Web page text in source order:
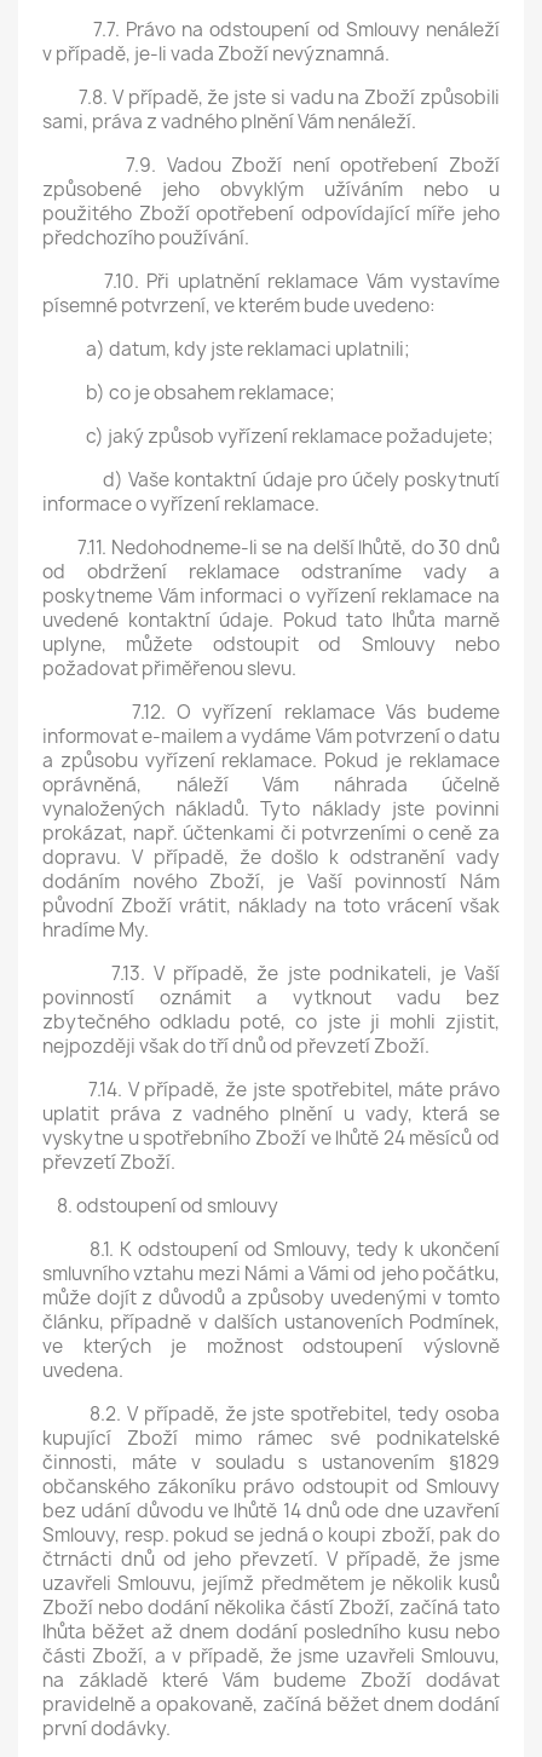
7.7. Právo na odstoupení od Smlouvy nenáleží
v případě, je-li vada Zboží nevýznamná.
7.8. V případě, že jste si vadu na Zboží způsobili
sami, práva z vadného plnění Vám nenáleží.
7.9. Vadou Zboží není opotřebení Zboží
způsobené jeho obvyklým užíváním nebo u
použitého Zboží opotřebení odpovídající míře jeho
předchozího používání.
7.10. Při uplatnění reklamace Vám vystavíme
písemné potvrzení, ve kterém bude uvedeno:
a) datum, kdy jste reklamaci uplatnili;
b) co je obsahem reklamace;
c) jaký způsob vyřízení reklamace požadujete;
d) Vaše kontaktní údaje pro účely poskytnutí
informace o vyřízení reklamace.
7.11. Nedohodneme-li se na delší lhůtě, do 30 dnů
od obdržení reklamace odstraníme vady a
poskytneme Vám informaci o vyřízení reklamace na
uvedené kontaktní údaje. Pokud tato lhůta marně
uplyne, můžete odstoupit od Smlouvy nebo
požadovat přiměřenou slevu.
7.12. O vyřízení reklamace Vás budeme
informovat e-mailem a vydáme Vám potvrzení o datu
a způsobu vyřízení reklamace. Pokud je reklamace
oprávněná, náleží Vám náhrada účelně
vynaložených nákladů. Tyto náklady jste povinni
prokázat, např. účtenkami či potvrzeními o ceně za
dopravu. V případě, že došlo k odstranění vady
dodáním nového Zboží, je Vaší povinností Nám
původní Zboží vrátit, náklady na toto vrácení však
hradíme My.
7.13. V případě, že jste podnikateli, je Vaší
povinností oznámit a vytknout vadu bez
zbytečného odkladu poté, co jste ji mohli zjistit,
nejpozději však do tří dnů od převzetí Zboží.
7.14. V případě, že jste spotřebitel, máte právo
uplatit práva z vadného plnění u vady, která se
vyskytne u spotřebního Zboží ve lhůtě 24 měsíců od
převzetí Zboží.
8. odstoupení od smlouvy
8.1. K odstoupení od Smlouvy, tedy k ukončení
smluvního vztahu mezi Námi a Vámi od jeho počátku,
může dojít z důvodů a způsoby uvedenými v tomto
článku, případně v dalších ustanoveních Podmínek,
ve kterých je možnost odstoupení výslovně
uvedena.
8.2. V případě, že jste spotřebitel, tedy osoba
kupující Zboží mimo rámec své podnikatelské
činnosti, máte v souladu s ustanovením §1829
občanského zákoníku právo odstoupit od Smlouvy
bez udání důvodu ve lhůtě 14 dnů ode dne uzavření
Smlouvy, resp. pokud se jedná o koupi zboží, pak do
čtrnácti dnů od jeho převzetí. V případě, že jsme
uzavřeli Smlouvu, jejímž předmětem je několik kusů
Zboží nebo dodání několika částí Zboží, začíná tato
lhůta běžet až dnem dodání posledního kusu nebo
části Zboží, a v případě, že jsme uzavřeli Smlouvu,
na základě které Vám budeme Zboží dodávat
pravidelně a opakovaně, začíná běžet dnem dodání
první dodávky.